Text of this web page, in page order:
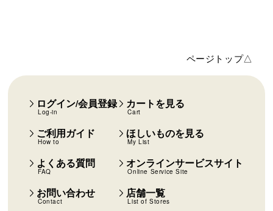
ページトップ△
ログイン/会員登録
Log-in
カートを見る
Cart
ご利用ガイド
How to
ほしいものを見る
My List
よくある質問
FAQ
オンラインサービスサイト
Online Service Site
お問い合わせ
Contact
店舗一覧
List of Stores